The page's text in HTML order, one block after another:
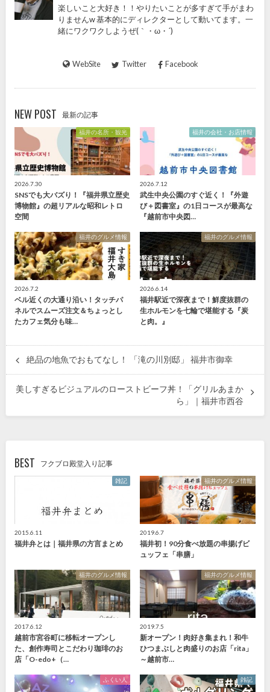
楽しいこと大好き！！やりたいことが多すぎて手がまわ
りませんw 基本的にディレクターとして動いてます。一
緒にワクワクしようぜ(｀・ω・´)
WebSite Twitter Facebook
NEW POST 最新の記事
福井の名所・観光
2026.7.30
SNSでも大バズり！『福井県立歴史
博物館』の超リアルな昭和レトロ
空間
福井の会社・お店情報
2026.7.12
武生中央公園のすぐ近く！『外遊
び＋図書室』の1日コースが最高な
『越前市中央図…
福井のグルメ情報
2026.7.2
ベル近くの大通り沿い！タッチパ
ネルでスムーズ注文＆ちょっとし
たカフェ気分も味…
福井のグルメ情報
2026.6.14
福井駅近で深夜まで！鮮度抜群の
生ホルモンを七輪で堪能する『炭
と肉。』
絶品の地魚でおもてなし！ 「滝の川別邸」 福井市御幸
美しすぎるビジュアルのローストビーフ丼！「グリルあまか
ら」｜福井市西谷
BEST フクブロ殿堂入り記事
雑記
2015.6.11
福井弁とは｜福井県の方言まとめ
福井のグルメ情報
2019.6.7
福井初！90分食べ放題の串揚げビ
ュッフェ「串膳」
福井のグルメ情報
2017.6.12
越前市宮谷町に移転オープンし
た、創作寿司とこだわり珈琲のお
店「O-edo+（…
福井のグルメ情報
2019.7.5
新オープン！肉好き集まれ！和牛
ひつまぶしと肉盛りのお店「rita」
～越前市…
ふくい人 雑記